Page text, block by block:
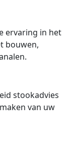
ervaring in het
bouwen,
stookadvies
van uw